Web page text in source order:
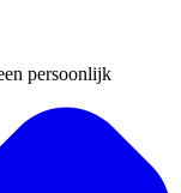
persoonlijk